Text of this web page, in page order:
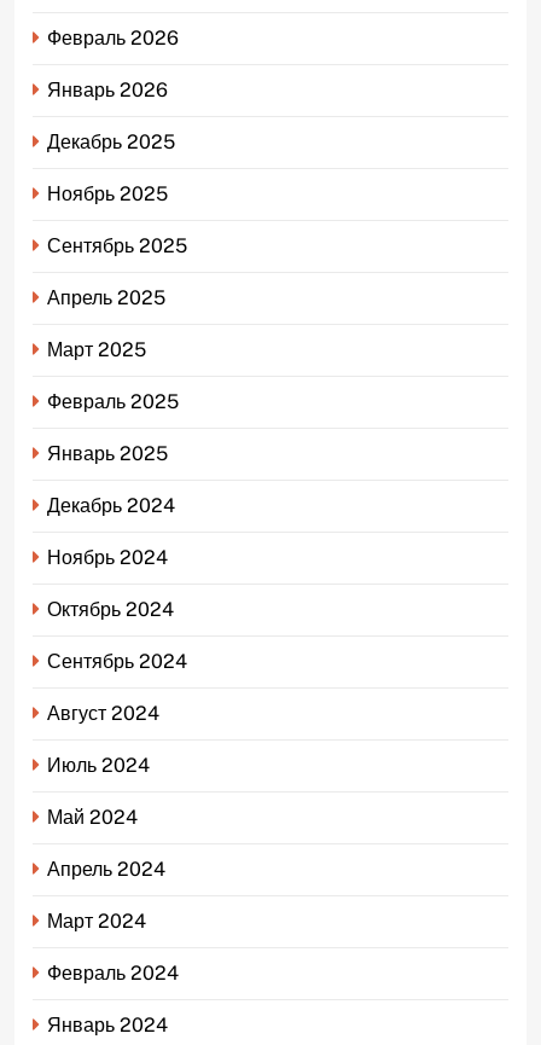
Февраль 2026
Январь 2026
Декабрь 2025
Ноябрь 2025
Сентябрь 2025
Апрель 2025
Март 2025
Февраль 2025
Январь 2025
Декабрь 2024
Ноябрь 2024
Октябрь 2024
Сентябрь 2024
Август 2024
Июль 2024
Май 2024
Апрель 2024
Март 2024
Февраль 2024
Январь 2024